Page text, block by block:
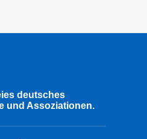
deutsches
und Assoziationen.